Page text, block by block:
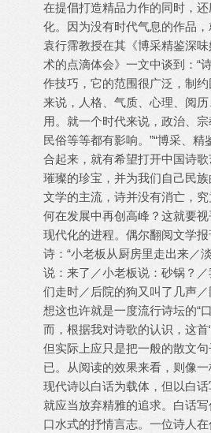
在提倡打造精品力作的同时，
化。因为没有时代气息的作品，
袁行霈教授在其《博采精鉴深
术的点滴体会》一文中谈到：“
作技巧，它的范围很广泛，制
来说，人格、气质、心理、阅
用。就一个时代来说，政治、宗
民俗等等都有影响。”“博采、
合起来，就有希望打开中国诗
璀璨的珍宝，并为我们自己民
文学的主流，诗并没有消亡，
何在发展中再创高峰？这就要
现代化的进程。偶尔翻阅文学
诗：“小老板从厨房里走出来／
说：来了／小老板说：砂锅？
们走时／后院的狗又叫了几声
想这也许就是一度流行诗坛的“
而，根据我对诗歌的认识，这首
但实际上应只是把一般的散文
已。从阅读的效果来看，则像一
现代诗以白话为载体，但以白
就应当放弃精雅的追求。白话
口水式的抒情言志。一位诗人